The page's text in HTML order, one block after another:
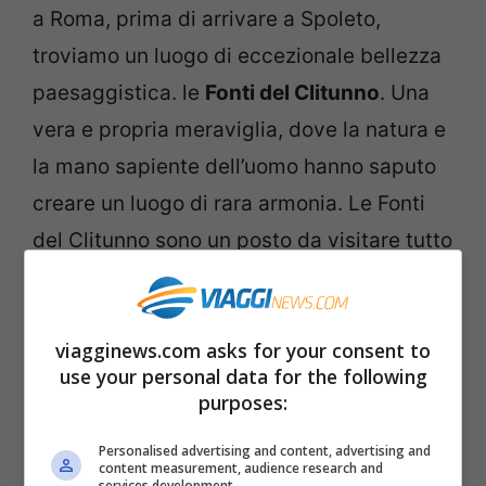
a Roma, prima di arrivare a Spoleto,
troviamo un luogo di eccezionale bellezza
paesaggistica. le Fonti del Clitunno. Una
vera e propria meraviglia, dove la natura e
la mano sapiente dell’uomo hanno saputo
creare un luogo di rara armonia. Le Fonti
del Clitunno sono un posto da visitare tutto
l’anno, ma in autunno i colori caldi
arricchiscono la bellezza del luogo,
offrendo una varietà cromatica
sorprendente. Il verde, il giallo, l’arancio e il
nasce il fiume Clitunno.
viagginews.com asks for your consent to
use your personal data for the following
purposes:
Personalised advertising and content, advertising and
content measurement, audience research and